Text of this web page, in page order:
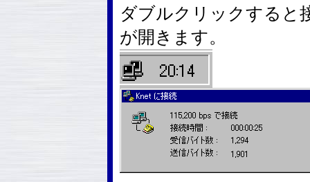
ダブルクリックすると
が開きます。